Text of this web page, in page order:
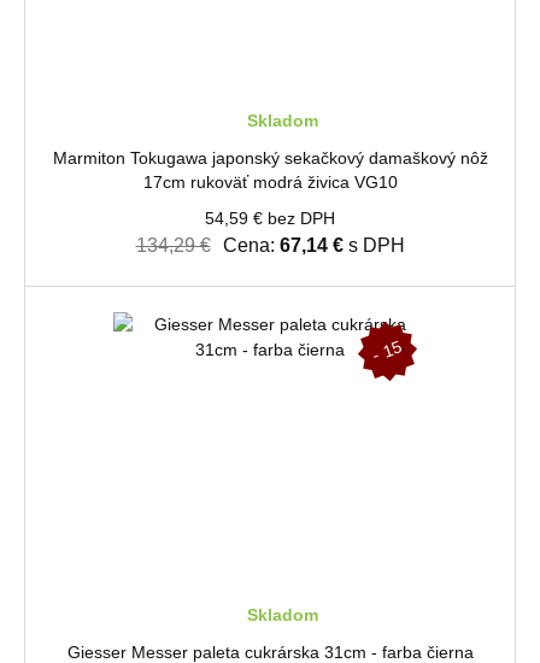
Skladom
Marmiton Tokugawa japonský sekačkový damaškový nôž
17cm rukoväť modrá živica VG10
54,59 € bez DPH
134,29 € Cena: 67,14 €s DPH
-
1
5
Skladom
Giesser Messer paleta cukrárska 31cm - farba čierna